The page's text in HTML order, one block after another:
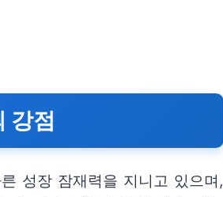
강점
성장 잠재력을 지니고 있으며,